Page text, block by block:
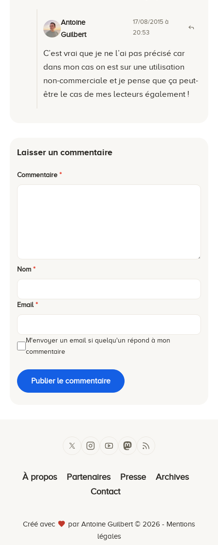
Antoine
Guilbert
17/08/2015 à
20:53
C’est vrai que je ne l’ai pas précisé car
dans mon cas on est sur une utilisation
non-commerciale et je pense que ça peut-
être le cas de mes lecteurs également !
Laisser un commentaire
Commentaire *
Nom *
Email *
M'envoyer un email si quelqu'un répond à mon
commentaire
Publier le commentaire
À propos Partenaires Presse
Archives
Contact
Créé avec par Antoine Guilbert © 2026 - Mentions
légales